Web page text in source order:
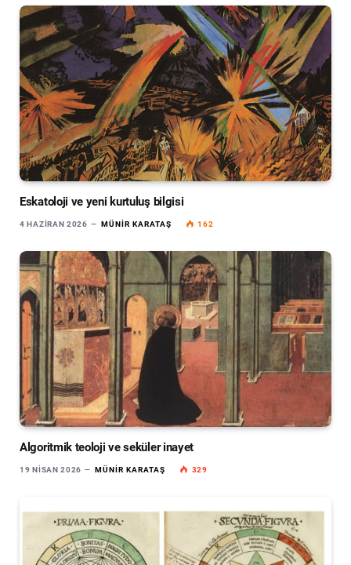
Eskatoloji ve yeni kurtuluş bilgisi
4 HAZIRAN 2026 MÜNIR KARATAŞ 162
Algoritmik teoloji ve seküler inayet
19 NISAN 2026 MÜNIR KARATAŞ 329